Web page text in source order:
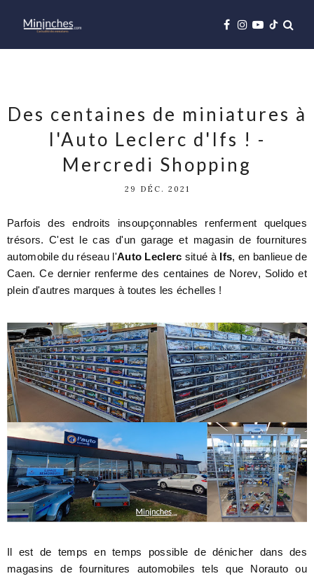
Des centaines de miniatures à
l'Auto Leclerc d'Ifs ! -
Mercredi Shopping
29 DÉC. 2021
Parfois des endroits insoupçonnables renferment quelques
trésors. C'est le cas d'un garage et magasin de fournitures
automobile du réseau l'Auto Leclerc situé à Ifs, en banlieue de
Caen. Ce dernier renferme des centaines de Norev, Solido et
plein d'autres marques à toutes les échelles !
Il est de temps en temps possible de dénicher dans des
magasins de fournitures automobiles tels que Norauto ou